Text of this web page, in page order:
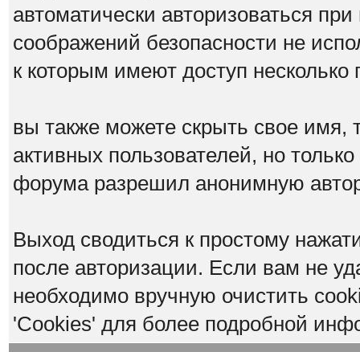
автоматически авторизоваться
соображений безопасности не
к которым имеют доступ несколько
вы также можете скрыть свое имя,
активных пользователей, но
форума разрешил анонимную
Выход сводиться к простому
после авторизации. Если вам не
необходимо вручную очистить
'Cookies' для более подробной